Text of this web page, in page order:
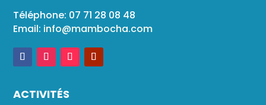
Téléphone: 07 71 28 08 48
Email: info@mambocha.com
ACTIVITÉS